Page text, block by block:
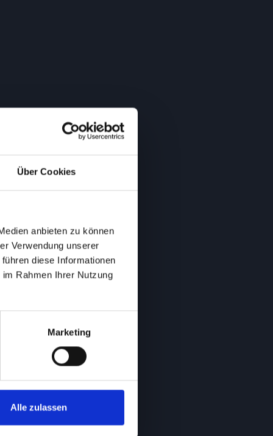
Über Cookies
anbieten zu können
Verwendung unserer
diese Informationen
Rahmen Ihrer Nutzung
Marketing
Alle zulassen